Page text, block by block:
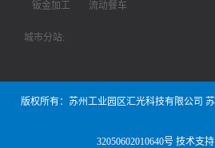
钣金加工 流动餐车
城市分站:
版权所有：苏州工业园区汇光科技有限公司
32050602010640号 技术支